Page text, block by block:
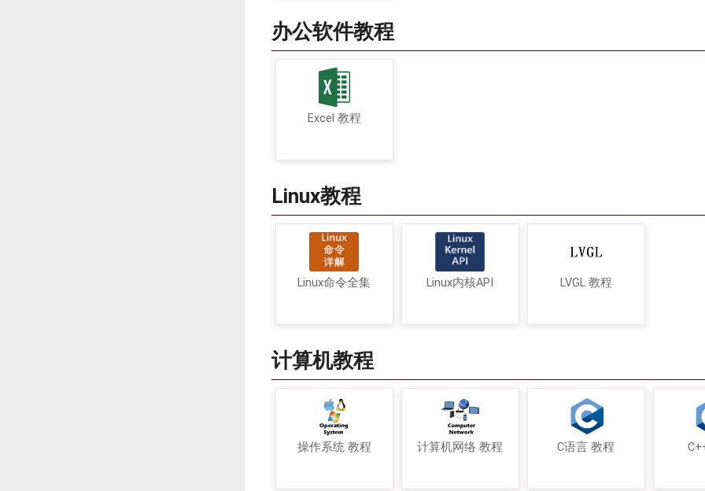
办公软件教程
Excel 教程
Linux教程
Linux命令全集 Linux内核API LVGL 教程
计算机教程
操作系统 教程 计算机网络 教程 C语言 教程